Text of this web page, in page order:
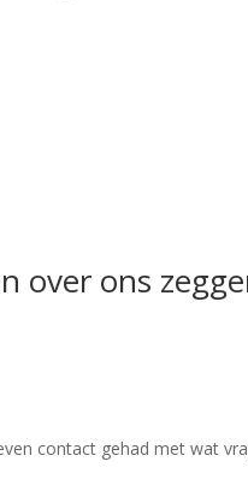
over ons
contact gehad met wat